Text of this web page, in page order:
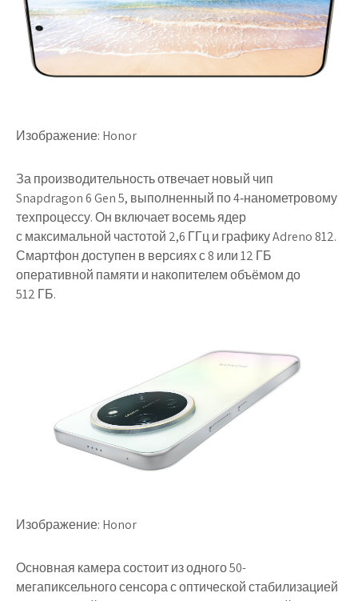
Изображение: Honor
За производительность отвечает новый чип
Snapdragon 6 Gen 5, выполненный по 4‑нанометровому
техпроцессу. Он включает восемь ядер
с максимальной частотой 2,6 ГГц и графику Adreno 812.
Смартфон доступен в версиях с 8 или 12 ГБ
оперативной памяти и накопителем объёмом до
512 ГБ.
Изображение: Honor
Основная камера состоит из одного 50-
мегапиксельного сенсора с оптической стабилизацией